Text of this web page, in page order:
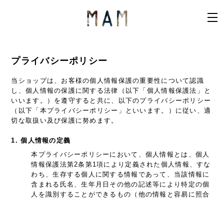
プライバシーポリシー
当ショップは、お客様の個人情報保護の重要性について認識
し、個人情報の保護に関する法律（以下「個人情報保護法」と
いいます。）を遵守すると共に、以下のプライバシーポリシー
（以下「本プライバシーポリシー」といいます。）に従い、適
切な取扱い及び保護に努めます。
1. 個人情報の定義
本プライバシーポリシーにおいて、個人情報とは、個人
情報保護法第2条第1項により定義された個人情報、すな
わち、生存する個人に関する情報であって、当該情報に
含まれる氏名、生年月日その他の記述等により特定の個
人を識別することができるもの（他の情報と容易に照合